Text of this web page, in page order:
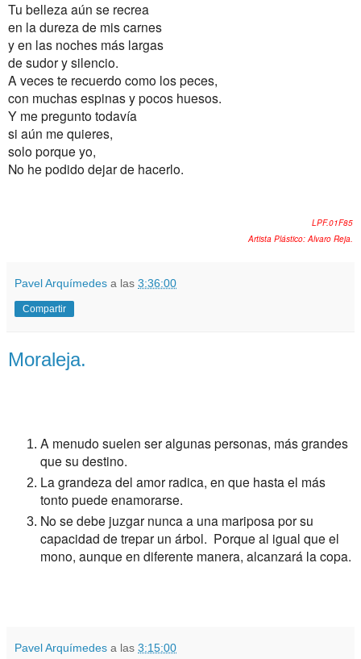
Tu belleza aún se recrea
en la dureza de mis carnes
y en las noches más largas
de sudor y silencio.
A veces te recuerdo como los peces,
con muchas espinasy pocos huesos.
Y me pregunto todavía
si aún me quieres,
solo porque yo,
No he podido dejar de hacerlo.
LPF.01F85
Artista Plástico: Alvaro Reja.
Pavel Arquímedes a las 3:36:00
Compartir
Moraleja.
A menudo suelen ser algunas personas, más grandes
que su destino.
La grandeza del amor radica, en que hasta el más
tonto puede enamorarse.
No se debe juzgar nunca a una mariposa por su
capacidad de trepar un árbol. Porque al igual que el
mono, aunque en diferente manera, alcanzará la copa.
Pavel Arquímedes a las 3:15:00